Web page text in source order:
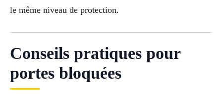
le même niveau de protection.
Conseils pratiques pour
portes bloquées